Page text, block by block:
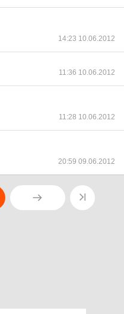
14:23 10.06.2012
11:36 10.06.2012
11:28 10.06.2012
20:59 09.06.2012